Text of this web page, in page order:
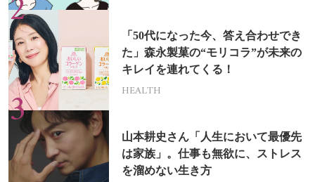
「50代になった今、答え合わせでき
た」森永製菓の“モリコラ”が未来の
キレイを連れてくる！
HEALTH
山本耕史さん「人生において最優先
は家族」。仕事も無欲に、ストレス
を溜めない生き方